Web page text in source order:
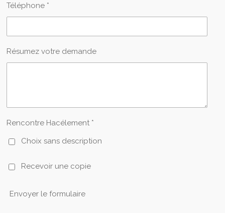
Téléphone *
Résumez votre demande
Rencontre Hacélement *
Choix sans description
Recevoir une copie
Envoyer le formulaire